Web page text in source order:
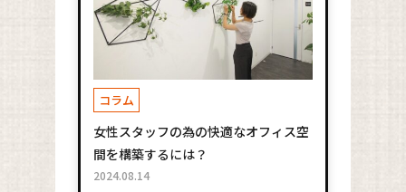
コラム
女性スタッフの為の快適なオフィス空
間を構築するには？
2024.08.14